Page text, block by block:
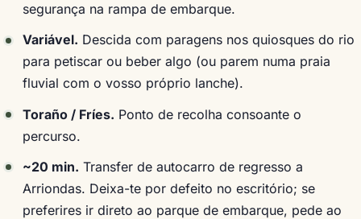
segurança na rampa de embarque.
Variável. Descida com paragens nos quiosques do rio
para petiscar ou beber algo (ou parem numa praia
fluvial com o vosso próprio lanche).
Toraño / Fríes. Ponto de recolha consoante o
percurso.
~20 min. Transfer de autocarro de regresso a
Arriondas. Deixa-te por defeito no escritório; se
preferires ir direto ao parque de embarque, pede ao